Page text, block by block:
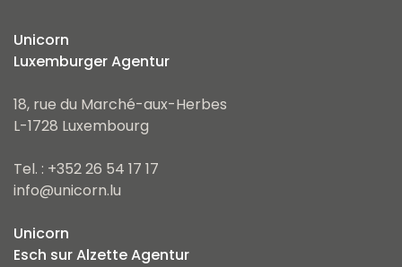
Unicorn
Luxemburger Agentur
18, rue du Marché-aux-Herbes
L-1728 Luxembourg
Tel. : +352 26 54 17 17
info@unicorn.lu
Unicorn
Esch sur Alzette Agentur